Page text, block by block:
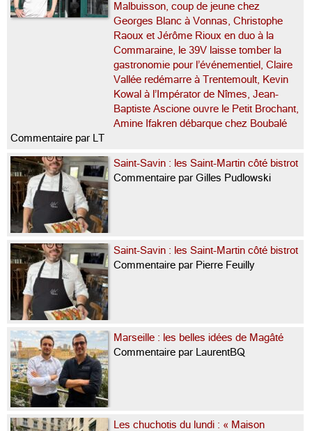
Malbuisson, coup de jeune chez
Georges Blanc à Vonnas, Christophe
Raoux et Jérôme Rioux en duo à la
Commaraine, le 39V laisse tomber la
gastronomie pour l’événementiel, Claire
Vallée redémarre à Trentemoult, Kevin
Kowal à l’Impérator de Nîmes, Jean-
Baptiste Ascione ouvre le Petit Brochant,
Amine Ifakren débarque chez Boubalé
Commentaire par LT
Saint-Savin : les Saint-Martin côté bistrot
Commentaire par Gilles Pudlowski
Saint-Savin : les Saint-Martin côté bistrot
Commentaire par Pierre Feuilly
Marseille : les belles idées de Magâté
Commentaire par LaurentBQ
Les chuchotis du lundi : « Maison